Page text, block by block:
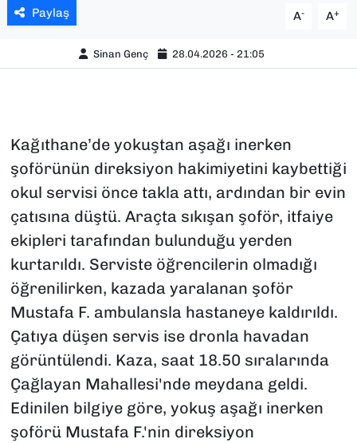
Paylaş A- A+
Sinan Genç 28.04.2026 - 21:05
Kağıthane’de yokuştan aşağı inerken
şoförünün direksiyon hakimiyetini kaybettiği
okul servisi önce takla attı, ardından bir evin
çatısına düştü. Araçta sıkışan şoför, itfaiye
ekipleri tarafından bulunduğu yerden
kurtarıldı. Serviste öğrencilerin olmadığı
öğrenilirken, kazada yaralanan şoför
Mustafa F. ambulansla hastaneye kaldırıldı.
Çatıya düşen servis ise dronla havadan
görüntülendi. Kaza, saat 18.50 sıralarında
Çağlayan Mahallesi'nde meydana geldi.
Edinilen bilgiye göre, yokuş aşağı inerken
şoförü Mustafa F.'nin direksiyon